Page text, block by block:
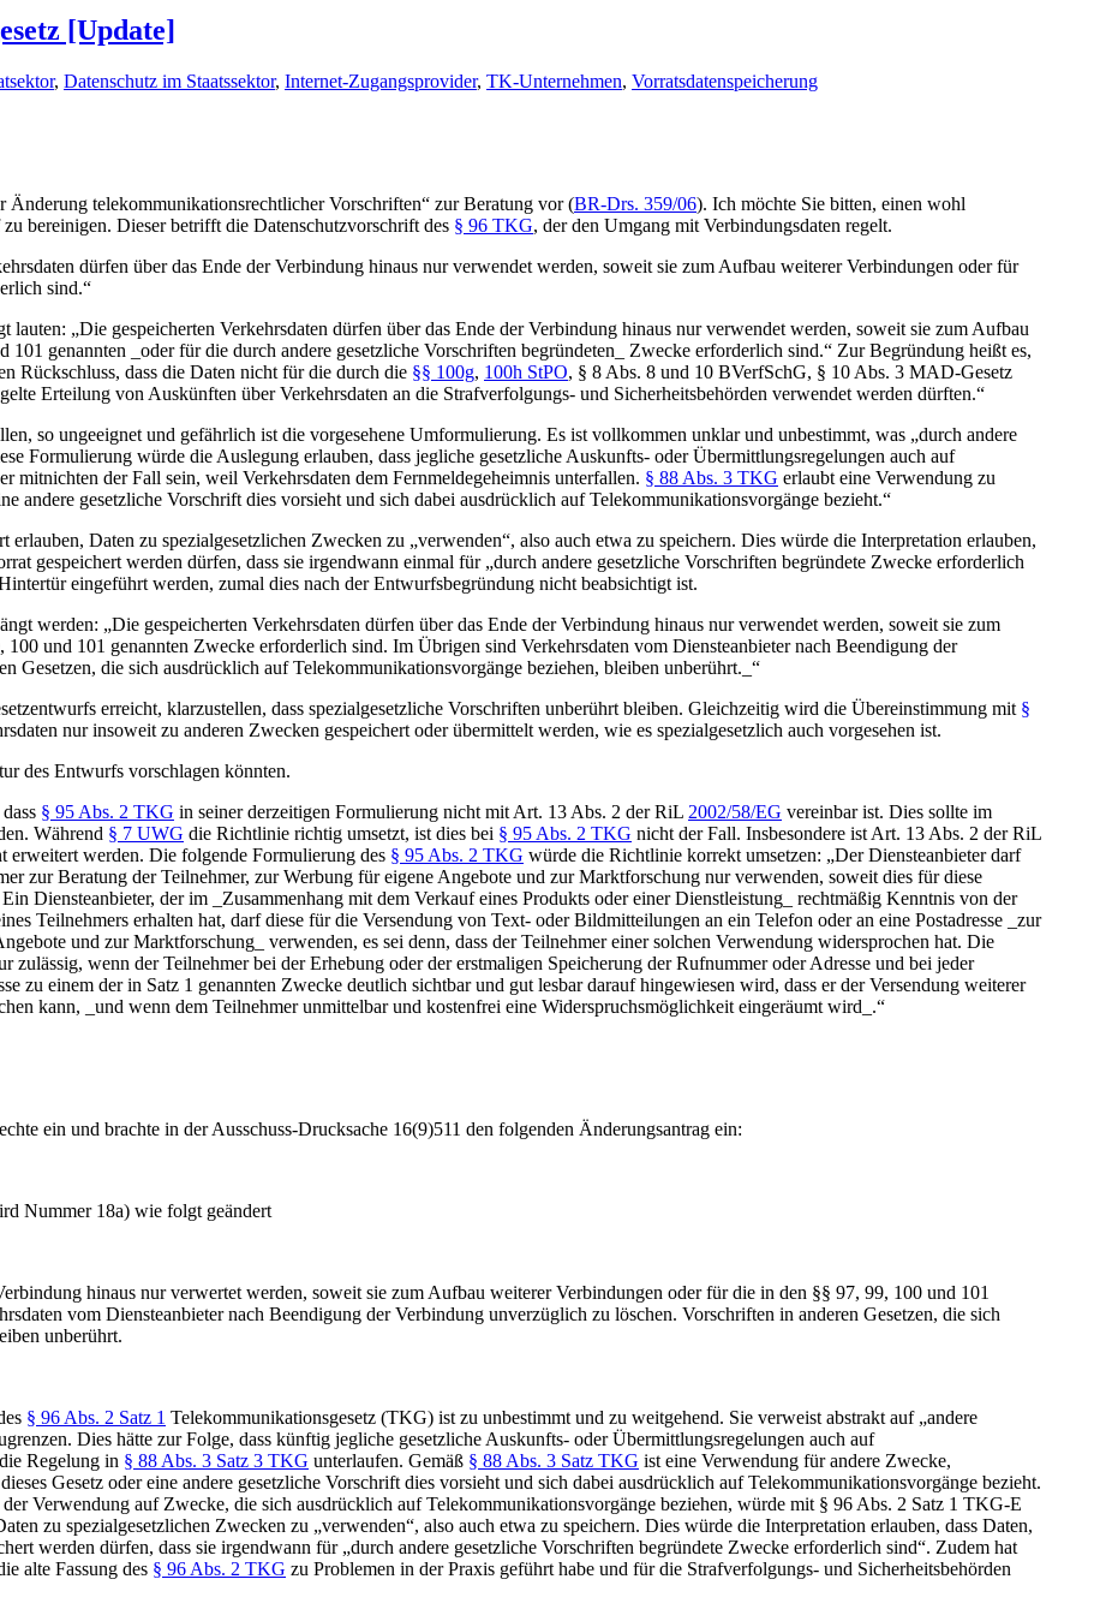
[Update]
, Datenschutz im Staatssektor, Internet-Zugangsprovider, TK-Unternehmen, Vorratsdatenspeicherung
Änderung telekommunikationsrechtlicher Vorschriften“ zur Beratung vor (BR-Drs. 359/06). Ich möchte Sie bitten, einen wohl
bereinigen. Dieser betrifft die Datenschutzvorschrift des § 96 TKG, der den Umgang mit Verbindungsdaten regelt.
dürfen über das Ende der Verbindung hinaus nur verwendet werden, soweit sie zum Aufbau weiterer Verbindungen oder für
sind.“
„Die gespeicherten Verkehrsdaten dürfen über das Ende der Verbindung hinaus nur verwendet werden, soweit sie zum Aufbau
genannten _oder für die durch andere gesetzliche Vorschriften begründeten_ Zwecke erforderlich sind.“ Zur Begründung heißt es,
Rückschluss, dass die Daten nicht für die durch die §§ 100g, 100h StPO, § 8 Abs. 8 und 10 BVerfSchG, § 10 Abs. 3 MAD-Gesetz
Erteilung von Auskünften über Verkehrsdaten an die Strafverfolgungs- und Sicherheitsbehörden verwendet werden dürften.“
so ungeeignet und gefährlich ist die vorgesehene Umformulierung. Es ist vollkommen unklar und unbestimmt, was „durch andere
Formulierung würde die Auslegung erlauben, dass jegliche gesetzliche Auskunfts- oder Übermittlungsregelungen auch auf
mitnichten der Fall sein, weil Verkehrsdaten dem Fernmeldegeheimnis unterfallen. § 88 Abs. 3 TKG erlaubt eine Verwendung zu
andere gesetzliche Vorschrift dies vorsieht und sich dabei ausdrücklich auf Telekommunikationsvorgänge bezieht.“
Daten zu spezialgesetzlichen Zwecken zu „verwenden“, also auch etwa zu speichern. Dies würde die Interpretation erlauben,
gespeichert werden dürfen, dass sie irgendwann einmal für „durch andere gesetzliche Vorschriften begründete Zwecke erforderlich
eingeführt werden, zumal dies nach der Entwurfsbegründung nicht beabsichtigt ist.
werden: „Die gespeicherten Verkehrsdaten dürfen über das Ende der Verbindung hinaus nur verwendet werden, soweit sie zum
und 101 genannten Zwecke erforderlich sind. Im Übrigen sind Verkehrsdaten vom Diensteanbieter nach Beendigung der
Gesetzen, die sich ausdrücklich auf Telekommunikationsvorgänge beziehen, bleiben unberührt._“
erreicht, klarzustellen, dass spezialgesetzliche Vorschriften unberührt bleiben. Gleichzeitig wird die Übereinstimmung mit §
nur insoweit zu anderen Zwecken gespeichert oder übermittelt werden, wie es spezialgesetzlich auch vorgesehen ist.
des Entwurfs vorschlagen könnten.
§ 95 Abs. 2 TKG in seiner derzeitigen Formulierung nicht mit Art. 13 Abs. 2 der RiL 2002/58/EG vereinbar ist. Dies sollte im
Während § 7 UWG die Richtlinie richtig umsetzt, ist dies bei § 95 Abs. 2 TKG nicht der Fall. Insbesondere ist Art. 13 Abs. 2 der RiL
erweitert werden. Die folgende Formulierung des § 95 Abs. 2 TKG würde die Richtlinie korrekt umsetzen: „Der Diensteanbieter darf
zur Beratung der Teilnehmer, zur Werbung für eigene Angebote und zur Marktforschung nur verwenden, soweit dies für diese
Diensteanbieter, der im _Zusammenhang mit dem Verkauf eines Produkts oder einer Dienstleistung_ rechtmäßig Kenntnis von der
Teilnehmers erhalten hat, darf diese für die Versendung von Text- oder Bildmitteilungen an ein Telefon oder an eine Postadresse _zur
und zur Marktforschung_ verwenden, es sei denn, dass der Teilnehmer einer solchen Verwendung widersprochen hat. Die
zulässig, wenn der Teilnehmer bei der Erhebung oder der erstmaligen Speicherung der Rufnummer oder Adresse und bei jeder
zu einem der in Satz 1 genannten Zwecke deutlich sichtbar und gut lesbar darauf hingewiesen wird, dass er der Versendung weiterer
kann, _und wenn dem Teilnehmer unmittelbar und kostenfrei eine Widerspruchsmöglichkeit eingeräumt wird_.“
ein und brachte in der Ausschuss-Drucksache 16(9)511 den folgenden Änderungsantrag ein:
Nummer 18a) wie folgt geändert
hinaus nur verwertet werden, soweit sie zum Aufbau weiterer Verbindungen oder für die in den §§ 97, 99, 100 und 101
vom Diensteanbieter nach Beendigung der Verbindung unverzüglich zu löschen. Vorschriften in anderen Gesetzen, die sich
unberührt.
§ 96 Abs. 2 Satz 1 Telekommunikationsgesetz (TKG) ist zu unbestimmt und zu weitgehend. Sie verweist abstrakt auf „andere
Dies hätte zur Folge, dass künftig jegliche gesetzliche Auskunfts- oder Übermittlungsregelungen auch auf
Regelung in § 88 Abs. 3 Satz 3 TKG unterlaufen. Gemäß § 88 Abs. 3 Satz TKG ist eine Verwendung für andere Zwecke,
Gesetz oder eine andere gesetzliche Vorschrift dies vorsieht und sich dabei ausdrücklich auf Telekommunikationsvorgänge bezieht.
Verwendung auf Zwecke, die sich ausdrücklich auf Telekommunikationsvorgänge beziehen, würde mit § 96 Abs. 2 Satz 1 TKG-E
zu spezialgesetzlichen Zwecken zu „verwenden“, also auch etwa zu speichern. Dies würde die Interpretation erlauben, dass Daten,
werden dürfen, dass sie irgendwann für „durch andere gesetzliche Vorschriften begründete Zwecke erforderlich sind“. Zudem hat
alte Fassung des § 96 Abs. 2 TKG zu Problemen in der Praxis geführt habe und für die Strafverfolgungs- und Sicherheitsbehörden